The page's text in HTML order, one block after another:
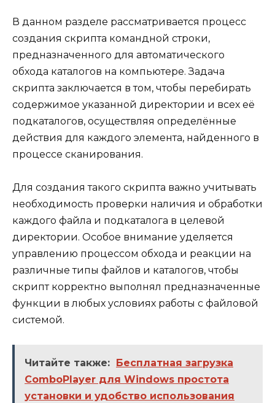
В данном разделе рассматривается процесс
создания скрипта командной строки,
предназначенного для автоматического
обхода каталогов на компьютере. Задача
скрипта заключается в том, чтобы перебирать
содержимое указанной директории и всех её
подкаталогов, осуществляя определённые
действия для каждого элемента, найденного в
процессе сканирования.
Для создания такого скрипта важно учитывать
необходимость проверки наличия и обработки
каждого файла и подкаталога в целевой
директории. Особое внимание уделяется
управлению процессом обхода и реакции на
различные типы файлов и каталогов, чтобы
скрипт корректно выполнял предназначенные
функции в любых условиях работы с файловой
системой.
Читайте также:
Бесплатная загрузка
ComboPlayer для Windows простота
установки и удобство использования